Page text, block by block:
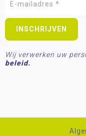
Wij verwerken uw
beleid.